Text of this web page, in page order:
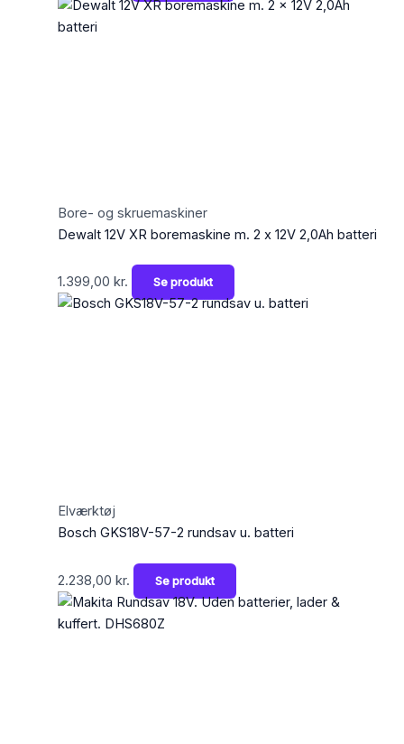
Bore- og skruemaskiner
Dewalt 12V XR boremaskine m. 2 x 12V 2,0Ah batteri
1.399,00 kr. Se produkt
Elværktøj
Bosch GKS18V-57-2 rundsav u. batteri
2.238,00 kr. Se produkt